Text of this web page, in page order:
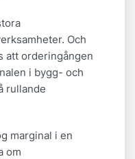
Och
att orderingången
i bygg- och
rullande
marginal i en
om